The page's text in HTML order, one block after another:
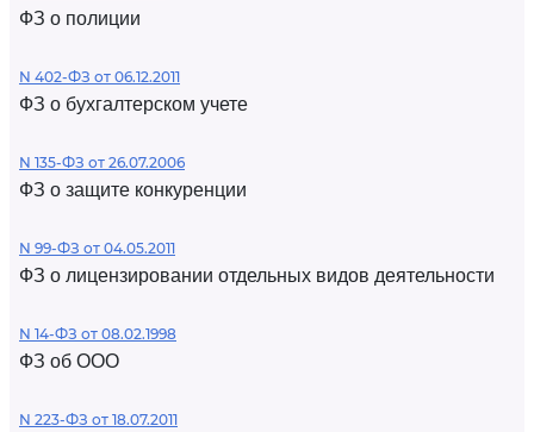
ФЗ о полиции
N 402-ФЗ от 06.12.2011
ФЗ о бухгалтерском учете
N 135-ФЗ от 26.07.2006
ФЗ о защите конкуренции
N 99-ФЗ от 04.05.2011
ФЗ о лицензировании отдельных видов деятельности
N 14-ФЗ от 08.02.1998
ФЗ об ООО
N 223-ФЗ от 18.07.2011